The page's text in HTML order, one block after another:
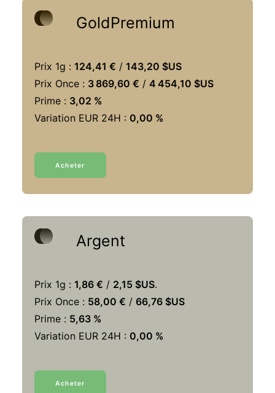
GoldPremium
Prix 1g : 124,41 € / 143,20 $US
Prix Once : 3 869,60 € / 4 454,10 $US
Prime : 3,02 %
Variation EUR 24H : 0,00 %
Acheter
Argent
Prix 1g : 1,86 € / 2,15 $US.
Prix Once : 58,00 € / 66,76 $US
Prime : 5,63 %
Variation EUR 24H : 0,00 %
Acheter